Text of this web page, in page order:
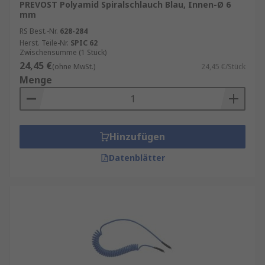
Beim Kauf eines Luftspiralschlauchs sollten Sie
auf folgende Punkte achten:
Innendurchmesser und Länge
bestimmen den Luftdurchfluss und die
Reichweite.
Materialqualität
: PU-Schläuche sind
hohe Druckfestigkeit.
Anschlüsse: Achten Sie auf kompatible
Kupplungen und Gewindegrößen.
PREVOST Polyamid Spiralschlauch Blau, Innen-Ø 6
mm
RS Best.-Nr. 628-284
Herst. Teile-Nr. SPIC 62
Zwischensumme (1 Stück)
24,45 €(ohne MwSt.) 24,45 €/Stück
Menge
Hinzufügen
Datenblätter